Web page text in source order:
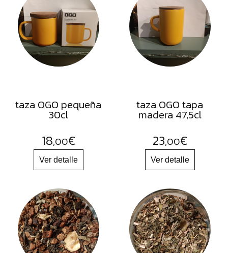
FRUTOS
SECOS
SAL
HIERBAS
HARINAS
FLORES
PRODUCTOS
ACCESORIOS
ALIMENTOS
DESHIDRATADOS
taza OGO pequeña
30cl
18,00€
taza OGO tapa
madera 47,5cl
23,00€